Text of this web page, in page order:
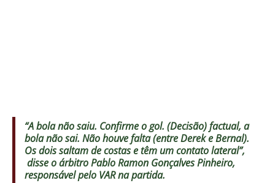
“A bola não saiu. Confirme o gol. (Decisão) factual, a
bola não sai. Não houve falta (entre Derek e Bernal).
Os dois saltam de costas e têm um contato lateral”,
disse o árbitro Pablo Ramon Gonçalves Pinheiro,
responsável pelo VAR na partida.